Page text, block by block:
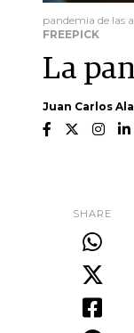
pandemia de las
FREEPICK
La
Juan Carlos
SHARE